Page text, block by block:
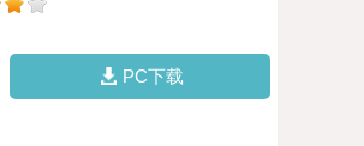
PC下载